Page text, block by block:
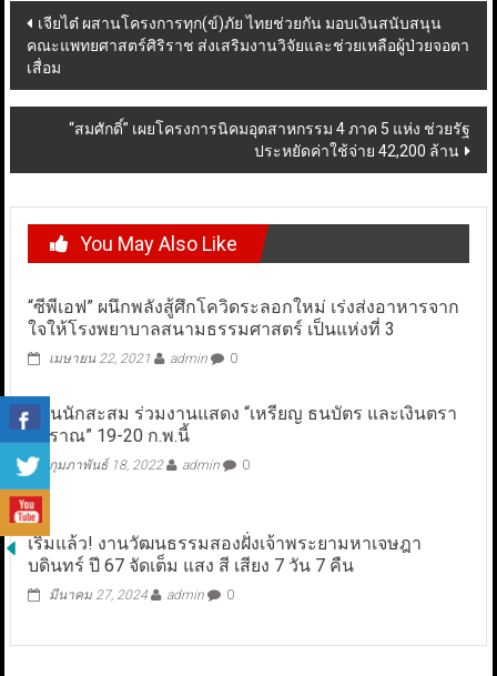
Post
navigation
เจียไต๋ ผสานโครงการทุก(ข์)ภัย ไทยช่วยกัน มอบเงินสนับสนุน
คณะแพทยศาสตร์ศิริราช ส่งเสริมงานวิจัยและช่วยเหลือผู้ป่วยจอตา
เสื่อม
“สมศักดิ์” เผยโครงการนิคมอุตสาหกรรม 4 ภาค 5 แห่ง ช่วยรัฐ
ประหยัดค่าใช้จ่าย 42,200 ล้าน
You May Also Like
“ซีพีเอฟ” ผนึกพลังสู้ศึกโควิดระลอกใหม่ เร่งส่งอาหารจาก
ใจให้โรงพยาบาลสนามธรรมศาสตร์ เป็นแห่งที่ 3
เมษายน 22, 2021 admin 0
ชวนนักสะสม ร่วมงานแสดง “เหรียญ ธนบัตร และเงินตรา
โบราณ” 19-20 ก.พ.นี้
กุมภาพันธ์ 18, 2022 admin 0
เริ่มแล้ว! งานวัฒนธรรมสองฝั่งเจ้าพระยามหาเจษฎา
บดินทร์ ปี 67 จัดเต็ม แสง สี เสียง 7 วัน 7 คืน
มีนาคม 27, 2024 admin 0